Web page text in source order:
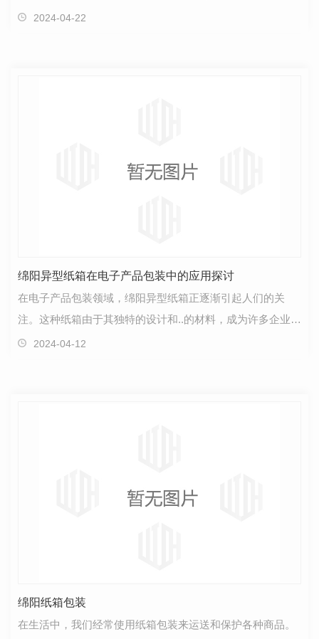
格的设计与实用功能而备受关注。不同于传统纸箱，…
2024-04-22
绵阳异型纸箱在电子产品包装中的应用探讨
在电子产品包装领域，绵阳异型纸箱正逐渐引起人们的关
注。这种纸箱由于其独特的设计和..的材料，成为许多企业选
择的首要之选。绵阳异型纸箱在电子产品包装中展现出…
2024-04-12
绵阳纸箱包装
在生活中，我们经常使用纸箱包装来运送和保护各种商品。